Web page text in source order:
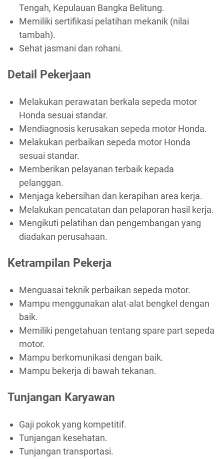
Tengah, Kepulauan Bangka Belitung.
Memiliki sertifikasi pelatihan mekanik (nilai
tambah).
Sehat jasmani dan rohani.
Detail Pekerjaan
Melakukan perawatan berkala sepeda motor
Honda sesuai standar.
Mendiagnosis kerusakan sepeda motor Honda.
Melakukan perbaikan sepeda motor Honda
sesuai standar.
Memberikan pelayanan terbaik kepada
pelanggan.
Menjaga kebersihan dan kerapihan area kerja.
Melakukan pencatatan dan pelaporan hasil kerja.
Mengikuti pelatihan dan pengembangan yang
diadakan perusahaan.
Ketrampilan Pekerja
Menguasai teknik perbaikan sepeda motor.
Mampu menggunakan alat-alat bengkel dengan
baik.
Memiliki pengetahuan tentang spare part sepeda
motor.
Mampu berkomunikasi dengan baik.
Mampu bekerja di bawah tekanan.
Tunjangan Karyawan
Gaji pokok yang kompetitif.
Tunjangan kesehatan.
Tunjangan transportasi.